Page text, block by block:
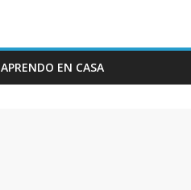
APRENDO EN CASA